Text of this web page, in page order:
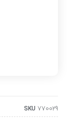
SKU 770029